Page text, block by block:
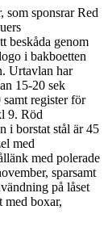
sponsrar Red
beskåda genom
i bakboetten
Urtavlan har
15-20 sek
register för
9. Röd
i borstat stål är 45
med
med polerade
sparsamt
på låset
med boxar,